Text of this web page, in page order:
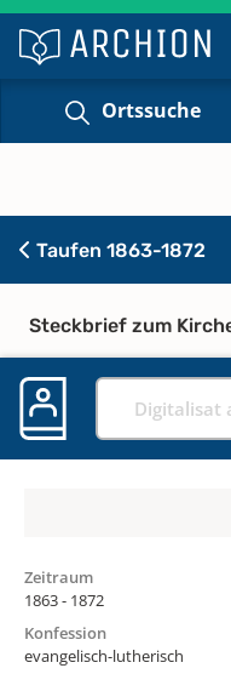
Ortssuche
Taufen 1863-1872
Steckbrief zum
Digitalisat
Zeitraum
1863 - 1872
Konfession
evangelisch-lutherisch